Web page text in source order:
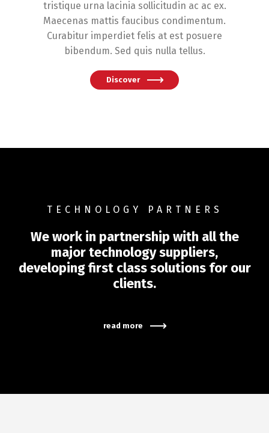
tristique urna lacinia sollicitudin ac ac ex.
Maecenas mattis faucibus condimentum.
Curabitur imperdiet felis at est posuere
bibendum. Sed quis nulla tellus.
Discover
TECHNOLOGY PARTNERS
We work in partnership with all the
major technology suppliers,
developing first class solutions for our
clients.
read more